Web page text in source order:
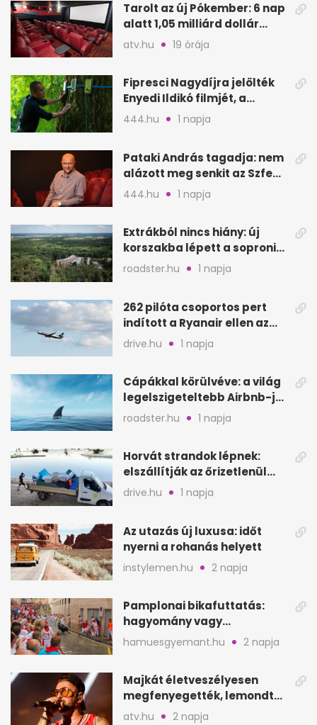
Tarolt az új Pókember: 6 nap
alatt 1,05 milliárd dollár
bevétel
atv.hu 19 órája
Fipresci Nagydíjra jelölték
Enyedi Ildikó filmjét, a
Csendes barátot
444.hu 1 napja
Pataki András tagadja: nem
alázott meg senkit az Szfe
felvételijén
444.hu 1 napja
Extrákból nincs hiány: új
korszakba lépett a soproni
Fagus Hotel
roadster.hu 1 napja
262 pilóta csoportos pert
indított a Ryanair ellen az
Egyesült Királyságban
drive.hu 1 napja
Cápákkal körülvéve: a világ
legelszigeteltebb Airbnb-je
a nyílt tengeren
roadster.hu 1 napja
Horvát strandok lépnek:
elszállítják az őrizetlenül
hagyott törölközőket
drive.hu 1 napja
Az utazás új luxusa: időt
nyerni a rohanás helyett
instylemen.hu 2 napja
Pamplonai bikafuttatás:
hagyomány vagy
értelmetlen vérontás?
hamuesgyemant.hu 2 napja
Majkát életveszélyesen
megfenyegették, lemondta
a sepsiszentgyörgyi
atv.hu 2 napja